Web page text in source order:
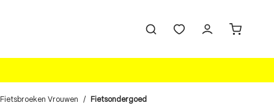
Fietsbroeken Vrouwen / Fietsondergoed